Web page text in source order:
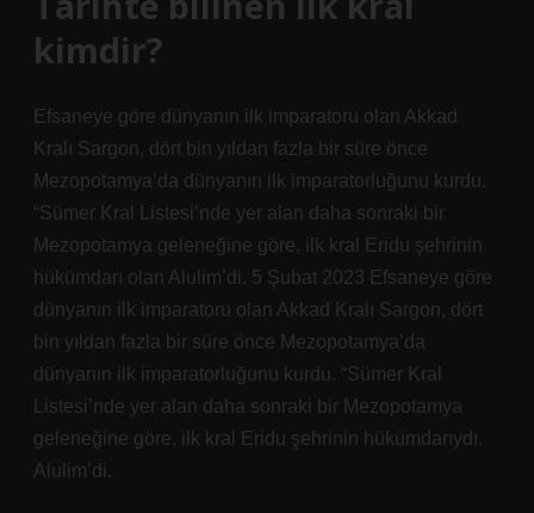
kimdir?
Efsaneye göre dünyanın ilk imparatoru olan Akkad
Kralı Sargon, dört bin yıldan fazla bir süre önce
Mezopotamya’da dünyanın ilk imparatorluğunu kurdu.
“Sümer Kral Listesi’nde yer alan daha sonraki bir
Mezopotamya geleneğine göre, ilk kral Eridu şehrinin
hükümdarı olan Alulim’di. 5 Şubat 2023 Efsaneye göre
dünyanın ilk imparatoru olan Akkad Kralı Sargon, dört
bin yıldan fazla bir süre önce Mezopotamya’da
dünyanın ilk imparatorluğunu kurdu. “Sümer Kral
Listesi’nde yer alan daha sonraki bir Mezopotamya
geleneğine göre, ilk kral Eridu şehrinin hükümdarıydı.
Alulim’di.